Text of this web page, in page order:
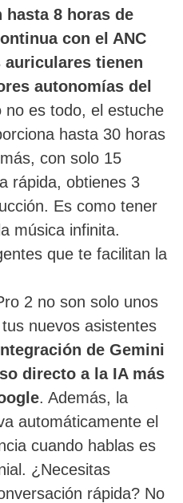
hasta 8 horas de
con el ANC
tienen
autonomías del
no es todo, el estuche
hasta 30 horas
con solo 15
rápida, obtienes 3
Es como tener
música infinita.
que te facilitan la
2 no son solo unos
nuevos asistentes
de Gemini
directo a la IA más
. Además, la
automáticamente el
cuando hablas es
¿Necesitas
rápida? No